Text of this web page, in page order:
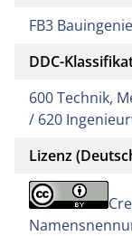
FB3
DDC-
600 Technik,
/ 620
Lizenz